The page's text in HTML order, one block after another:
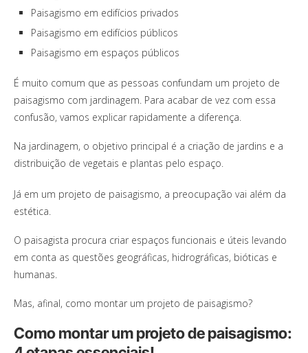
Paisagismo em edifícios privados
Paisagismo em edifícios públicos
Paisagismo em espaços públicos
É muito comum que as pessoas confundam um projeto de
paisagismo com jardinagem. Para acabar de vez com essa
confusão, vamos explicar rapidamente a diferença.
Na jardinagem, o objetivo principal é a criação de jardins e a
distribuição de vegetais e plantas pelo espaço.
Já em um projeto de paisagismo, a preocupação vai além da
estética.
O paisagista procura criar espaços funcionais e úteis levando
em conta as questões geográficas, hidrográficas, bióticas e
humanas.
Mas, afinal, como montar um projeto de paisagismo?
Como montar um projeto de paisagismo: